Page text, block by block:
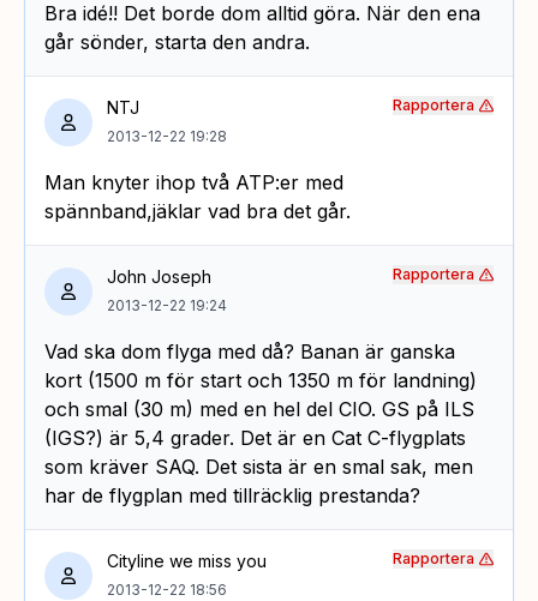
Bra idé!! Det borde dom alltid göra. När den ena
går sönder, starta den andra.
NTJ
2013-12-22 19:28
Man knyter ihop två ATP:er med
spännband,jäklar vad bra det går.
Rapportera
John Joseph
2013-12-22 19:24
Vad ska dom flyga med då? Banan är ganska
kort (1500 m för start och 1350 m för landning)
och smal (30 m) med en hel del CIO. GS på ILS
(IGS?) är 5,4 grader. Det är en Cat C-flygplats
som kräver SAQ. Det sista är en smal sak, men
har de flygplan med tillräcklig prestanda?
Rapportera
Cityline we miss you
2013-12-22 18:56
Rapportera